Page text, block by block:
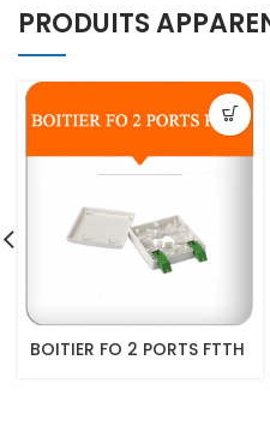
PRODUITS
BOITIER FO 2 PORTS FTTH